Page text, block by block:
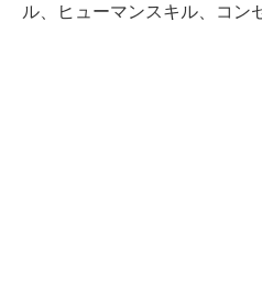
ル、ヒューマンスキル、コン